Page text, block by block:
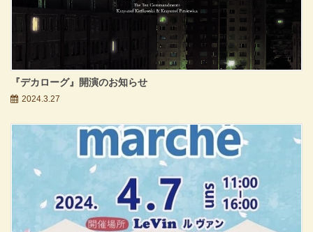
『デカローグ』開演のお知らせ
2024.3.27